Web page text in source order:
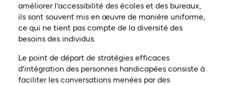
améliorer l'accessibilité des écoles et des bureaux,
ils sont souvent mis en œuvre de manière uniforme,
ce qui ne tient pas compte de la diversité des
besoins des individus.
Le point de départ de stratégies efficaces
d'intégration des personnes handicapées consiste à
faciliter les conversations menées par des